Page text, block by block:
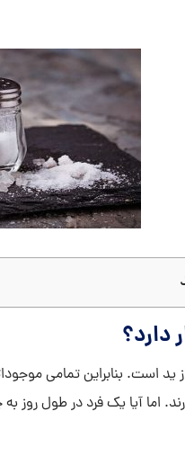
دارد؟
ید است. بنابراین تمامی
اما آیا یک فرد در طول روز